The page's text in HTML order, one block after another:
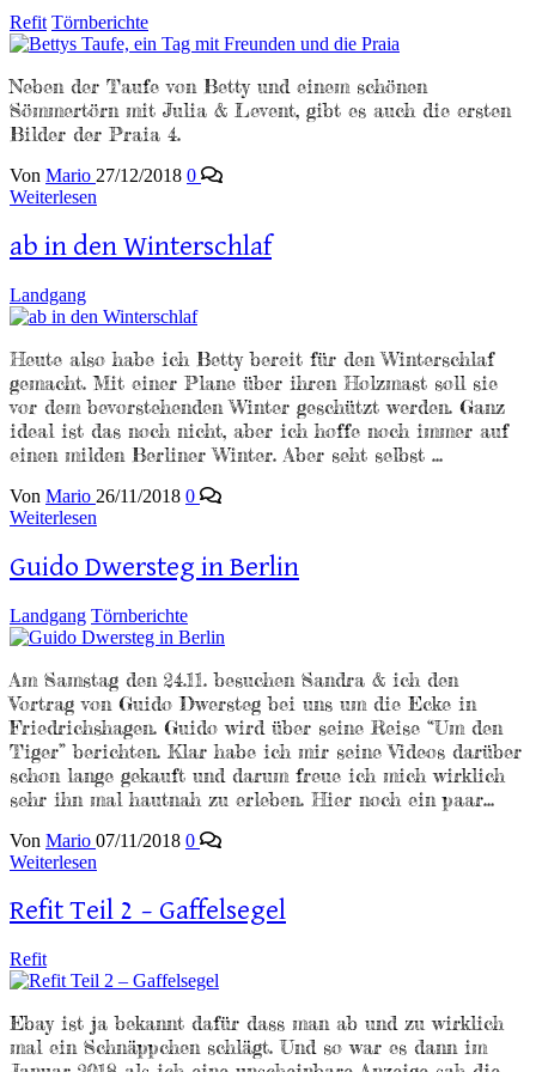
Refit Törnberichte
Neben der Taufe von Betty und einem schönen
Sömmertörn mit Julia & Levent, gibt es auch die ersten
Bilder der Praia 4.
Von Mario 27/12/2018 0
Weiterlesen
ab in den Winterschlaf
Landgang
Heute also habe ich Betty bereit für den Winterschlaf
gemacht. Mit einer Plane über ihren Holzmast soll sie
vor dem bevorstehenden Winter geschützt werden. Ganz
ideal ist das noch nicht, aber ich hoffe noch immer auf
einen milden Berliner Winter. Aber seht selbst …
Von Mario 26/11/2018 0
Weiterlesen
Guido Dwersteg in Berlin
Landgang Törnberichte
Am Samstag den 24.11. besuchen Sandra & ich den
Vortrag von Guido Dwersteg bei uns um die Ecke in
Friedrichshagen. Guido wird über seine Reise “Um den
Tiger” berichten. Klar habe ich mir seine Videos darüber
schon lange gekauft und darum freue ich mich wirklich
sehr ihn mal hautnah zu erleben. Hier noch ein paar…
Von Mario 07/11/2018 0
Weiterlesen
Refit Teil 2 – Gaffelsegel
Refit
Ebay ist ja bekannt dafür dass man ab und zu wirklich
mal ein Schnäppchen schlägt. Und so war es dann im